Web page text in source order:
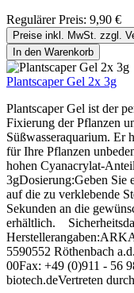
Regulärer Preis: 9,90 €
Preise inkl. MwSt. zzgl.
In den Warenkorb
Plantscaper Gel 2x 3g
Plantscaper Gel ist der
Fixierung der Pflanzen
Süßwasseraquarium. Er
für Ihre Pflanzen
hohen Cyanacrylat-
3gDosierung:Geben Sie
auf die zu verklebende
Sekunden an die
erhältlich.
5590552 Röthenbach
00Fax: +49 (0)911 - 56
biotech.deVertreten